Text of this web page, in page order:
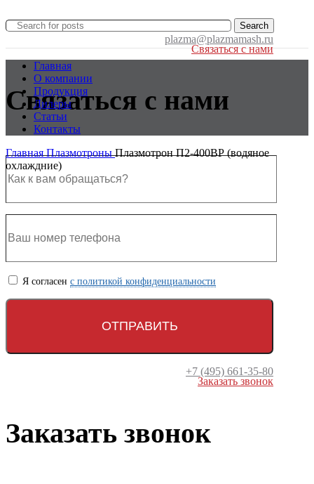
Search
plazma@plazmamash.ru
Связаться с нами
Связаться с нами
Я согласен с политикой конфиденциальности
+7 (495) 661-35-80
Заказать звонок
Заказать звонок
Главная
О компании
Продукция
Дилеры
Статьи
Контакты
ГлавнаяПлазмотроныПлазмотрон П2-400ВР (водяное
охлаждние)